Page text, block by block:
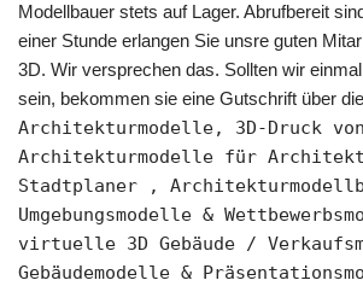
Modellbauer stets auf Lager. Abrufbereit
einer Stunde erlangen Sie unsre guten
3D. Wir versprechen das. Sollten wir
sein, bekommen sie eine Gutschrift über
Architekturmodelle, 3D-Druck von
Architekturmodelle für
Stadtplaner ,
Umgebungsmodelle &
virtuelle 3D Gebäude /
Gebäudemodelle &